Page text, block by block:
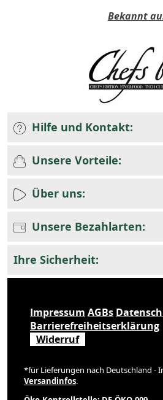
Bekannt
Hilfe und Kontakt:
Unsere Vorteile:
Über uns:
Unsere Bezahlarten:
Ihre Sicherheit:
Impressum AGBs
Barrierefreiheitserklärung
Widerruf
*für Lieferungen nach Deutschland -
Versandinfos.